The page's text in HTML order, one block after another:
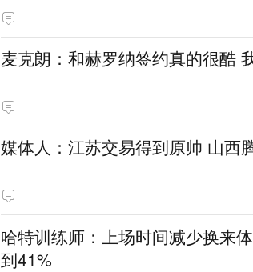
麦克朗：和赫罗纳签约真的很酷
媒体人：江苏交易得到原帅 山西
哈特训练师：上场时间减少换来
到41%